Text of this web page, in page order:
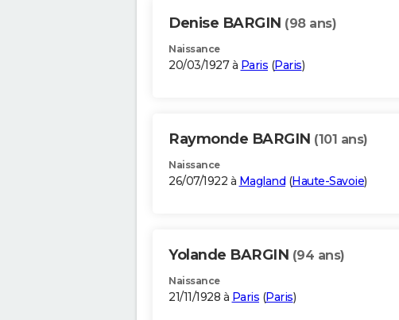
Denise BARGIN (98 ans)
Naissance
20/03/1927 à Paris (Paris)
Raymonde BARGIN (101 ans)
Naissance
26/07/1922 à Magland (Haute-Savoie)
Yolande BARGIN (94 ans)
Naissance
21/11/1928 à Paris (Paris)